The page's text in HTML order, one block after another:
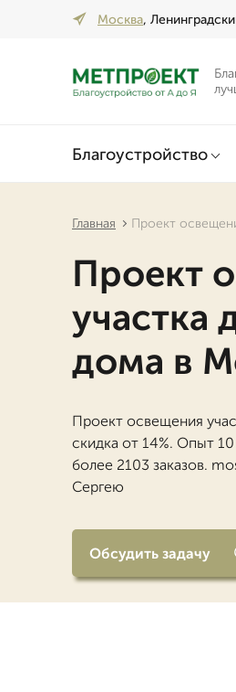
Москва,
Благоустройство
Главная Проект
Проект
участка
дома в
Проект освещения
скидка от 14%. Опыт
более 2103 заказов.
Сергею
Обсудить задачу